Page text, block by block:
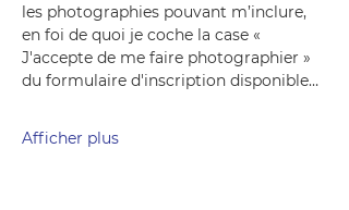
les photographies pouvant m’inclure,
en foi de quoi je coche la case «
J'accepte de me faire photographier »
du formulaire d'inscription disponible…
Afficher plus